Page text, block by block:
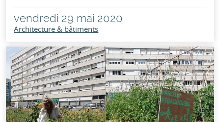
vendredi 29 mai 2020
Architecture & bâtiments